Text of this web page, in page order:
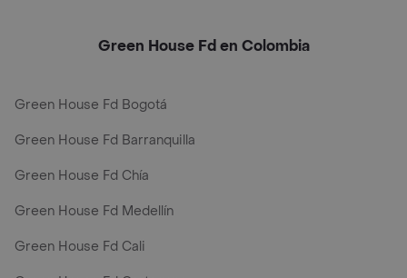
Green House Fd en Colombia
Green House Fd Bogotá
Green House Fd Barranquilla
Green House Fd Chía
Green House Fd Medellín
Green House Fd Cali